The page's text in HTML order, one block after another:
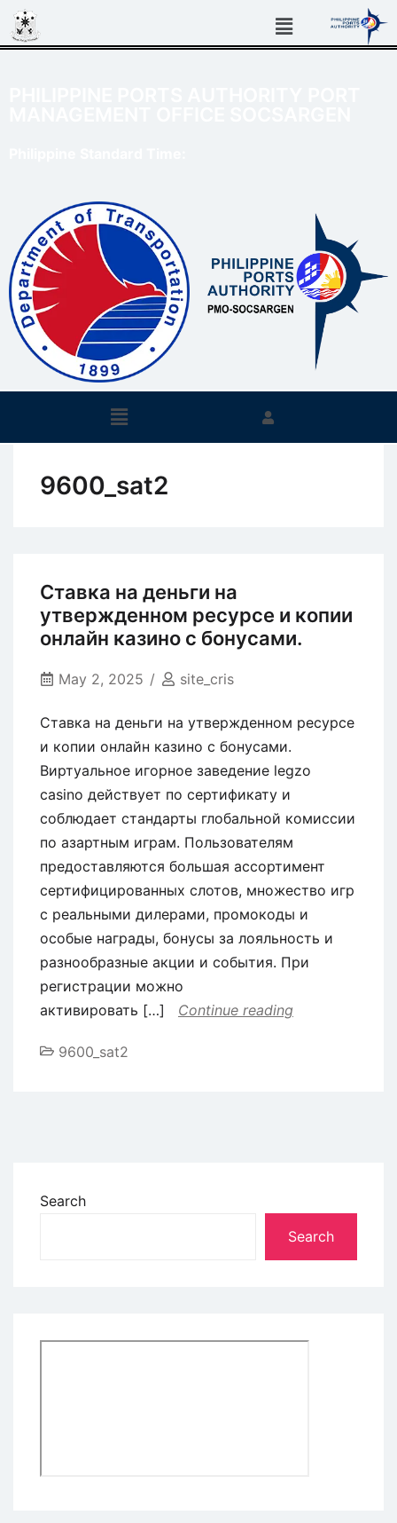
9600_sat2
Ставка на деньги на
утвержденном ресурсе и копии
онлайн казино с бонусами.
May 2, 2025 site_cris
Ставка на деньги на утвержденном ресурсе
и копии онлайн казино с бонусами.
Виртуальное игорное заведение legzo
casino действует по сертификату и
соблюдает стандарты глобальной комиссии
по азартным играм. Пользователям
предоставляются большая ассортимент
сертифицированных слотов, множество игр
с реальными дилерами, промокоды и
особые награды, бонусы за лояльность и
разнообразные акции и события. При
регистрации можно
активировать […]
Continue reading
9600_sat2
Search
Search